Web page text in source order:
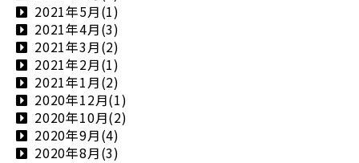
2021年5月(1)
2021年4月(3)
2021年3月(2)
2021年2月(1)
2021年1月(2)
2020年12月(1)
2020年10月(2)
2020年9月(4)
2020年8月(3)